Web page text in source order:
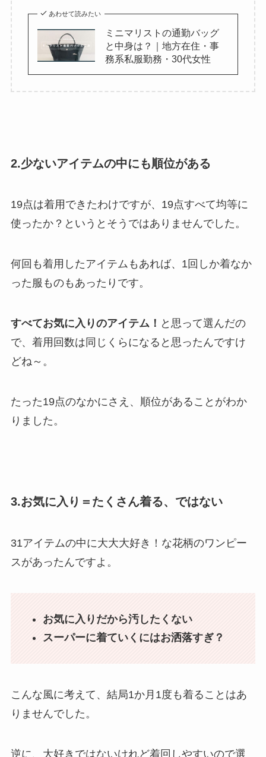
あわせて読みたい
ミニマリストの通勤バッグ
と中身は？｜地方在住・事
務系私服勤務・30代女性
2.少ないアイテムの中にも順位がある
19点は着用できたわけですが、19点すべて均等に
使ったか？というとそうではありませんでした。
何回も着用したアイテムもあれば、1回しか着なか
った服ものもあったりです。
すべてお気に入りのアイテム！ と思って選んだの
で、着用回数は同じくらになると思ったんですけ
どね～。
たった19点のなかにさえ、順位があることがわか
りました。
3.お気に入り＝たくさん着る、ではない
31アイテムの中に大大大好き！な花柄のワンピー
スがあったんですよ。
お気に入りだから汚したくない
スーパーに着ていくにはお洒落すぎ？
こんな風に考えて、結局1か月1度も着ることはあ
りませんでした。
逆に、大好きではないけれど着回しやすいので選